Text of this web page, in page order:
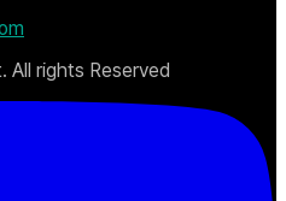
All rights Reserved